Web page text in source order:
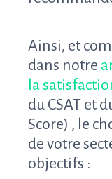
Ainsi, et
dans notre
la
du CSAT et
Score) , le
de votre
objectifs :